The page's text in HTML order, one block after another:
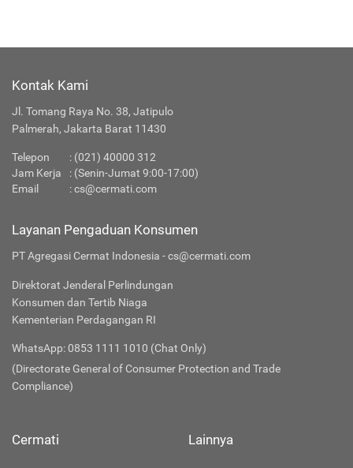
Kontak Kami
Jl. Tomang Raya No. 38, Jatipulo
Palmerah, Jakarta Barat 11430
Telepon : (021) 40000 312
Jam Kerja
: (Senin-Jumat 9:00-17:00)
Email
:cs@cermati.com
Layanan Pengaduan Konsumen
PT Agregasi Cermat Indonesia - cs@cermati.com
Direktorat Jenderal Perlindungan
Konsumen dan Tertib Niaga
Kementerian Perdagangan RI
WhatsApp: 0853 1111 1010 (Chat Only)
(Directorate General of Consumer Protection and Trade
Compliance)
Cermati Lainnya